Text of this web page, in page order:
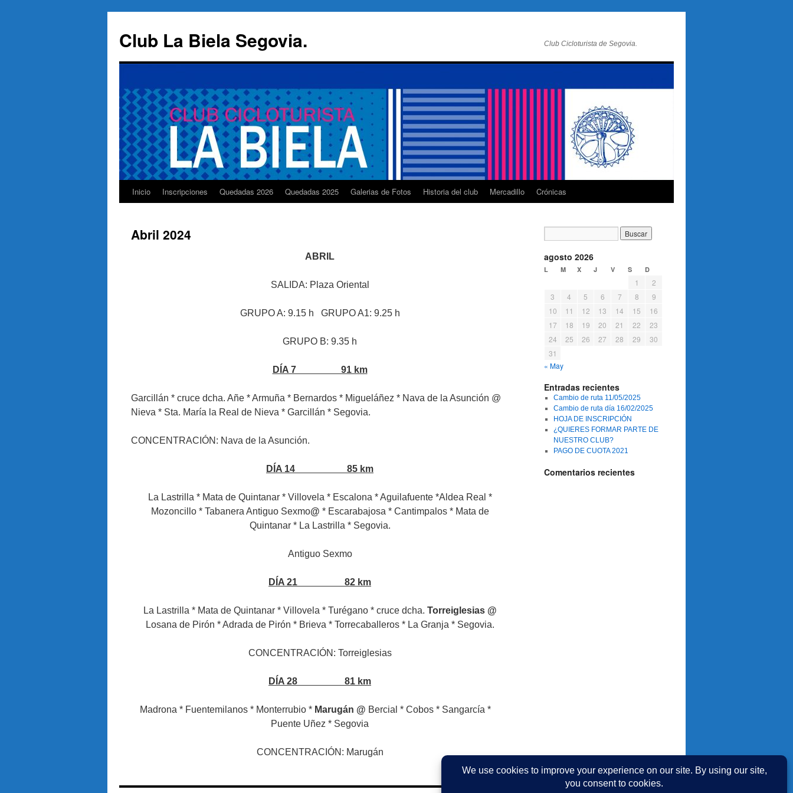
contenido
Club La Biela Segovia. Club Cicloturista de Segovia.
Inicio Inscripciones Quedadas 2026 Quedadas 2025 Galerias de Fotos Historia del club Mercadillo Crónicas
Abril 2024
ABRIL
SALIDA: Plaza Oriental
GRUPO A: 9.15 h GRUPO A1: 9.25 h
GRUPO B: 9.35 h
DÍA 7 91 km
Garcillán * cruce dcha. Añe * Armuña * Bernardos * Migueláñez * Nava de la Asunción @
Nieva * Sta. María la Real de Nieva * Garcillán * Segovia.
CONCENTRACIÓN: Nava de la Asunción.
DÍA 14 85 km
La Lastrilla * Mata de Quintanar * Villovela * Escalona * Aguilafuente *Aldea Real *
Mozoncillo * Tabanera Antiguo Sexmo@ * Escarabajosa * Cantimpalos * Mata de
Quintanar * La Lastrilla * Segovia.
Antiguo Sexmo
DÍA 21 82 km
La Lastrilla * Mata de Quintanar * Villovela * Turégano * cruce dcha. Torreiglesias @
Losana de Pirón * Adrada de Pirón * Brieva * Torrecaballeros * La Granja * Segovia.
CONCENTRACIÓN: Torreiglesias
DÍA 28 81 km
Madrona * Fuentemilanos * Monterrubio * Marugán @ Bercial * Cobos * Sangarcía *
Puente Uñez * Segovia
CONCENTRACIÓN: Marugán
agosto 2026
L M X J V S D
1
2
3
4 5 6 7 8
9
10
11 12 13 14 15
16
17
18 19 20 21 22
23
24
25 26 27 28 29
30
31
« May
Entradas recientes
Cambio de ruta 11/05/2025
Cambio de ruta día 16/02/2025
HOJA DE INSCRIPCIÓN
¿QUIERES FORMAR PARTE DE
NUESTRO CLUB?
PAGO DE CUOTA 2021
Comentarios recientes